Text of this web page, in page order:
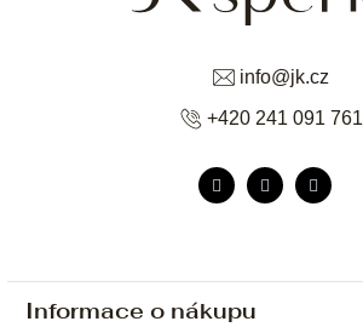
Informace o nákupu
info@jk.cz
+420 241 091 761